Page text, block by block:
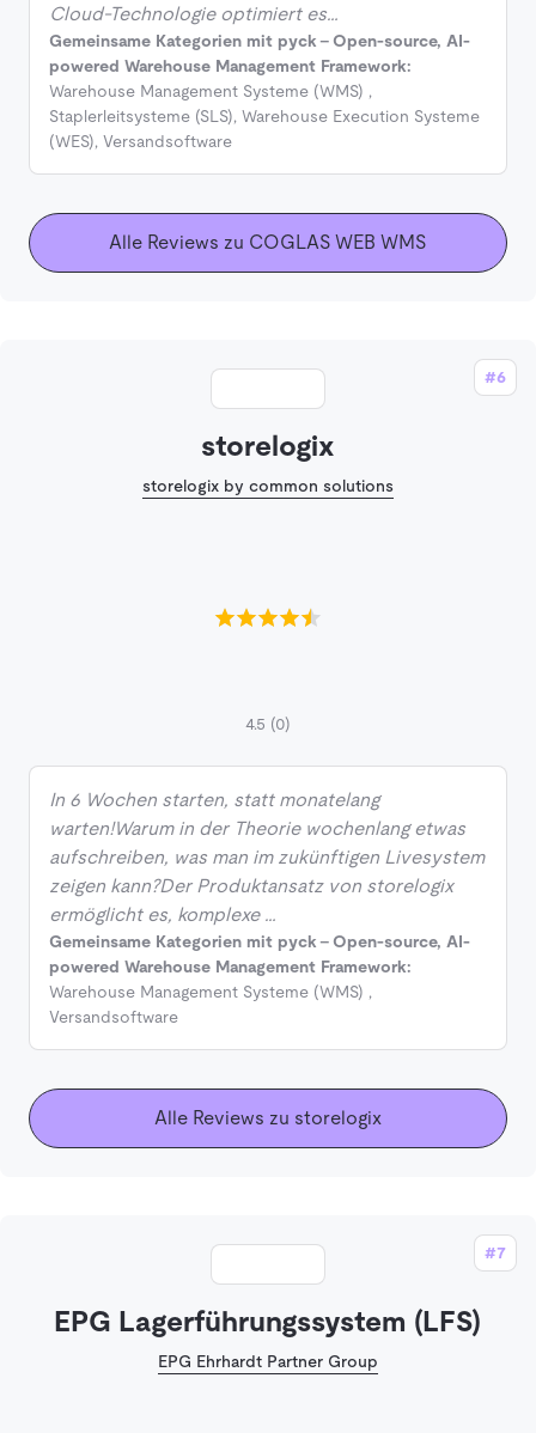
Cloud-Technologie optimiert es…
Gemeinsame Kategorien mit pyck - Open-source, AI-
powered Warehouse Management Framework:
Warehouse Management Systeme (WMS) ,
Staplerleitsysteme (SLS), Warehouse Execution Systeme
(WES), Versandsoftware
Alle Reviews zu COGLAS WEB WMS
#6
storelogix
storelogix by common solutions
4.5 (0)
In 6 Wochen starten, statt monatelang
warten!Warum in der Theorie wochenlang etwas
aufschreiben, was man im zukünftigen Livesystem
zeigen kann?Der Produktansatz von storelogix
ermöglicht es, komplexe …
Gemeinsame Kategorien mit pyck - Open-source, AI-
powered Warehouse Management Framework:
Warehouse Management Systeme (WMS) ,
Versandsoftware
Alle Reviews zu storelogix
#7
EPG Lagerführungssystem (LFS)
EPG Ehrhardt Partner Group